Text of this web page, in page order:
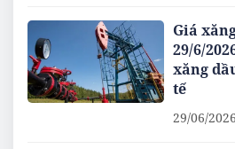
Giá
29/6/
xăng
tế
29/06/